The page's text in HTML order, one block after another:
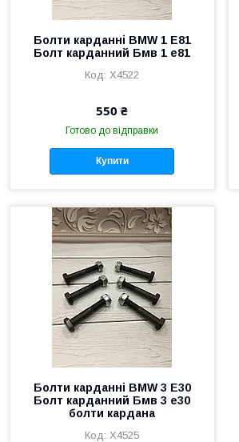
Болти карданні BMW 1 E81
Болт карданний Бмв 1 е81
X4522
550 ₴
Готово до відправки
Купити
Болти карданні BMW 3 E30
Болт карданний Бмв 3 е30
болти кардана
X4525